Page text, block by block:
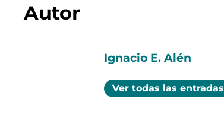
Autor
Ignacio E. Alén
Ver todas las entradas